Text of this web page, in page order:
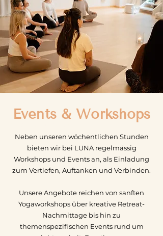
Events & Workshops
Neben unseren wöchentlichen Stunden
bieten wir bei LUNA regelmässig
Workshops und Events an, als Einladung
zum Vertiefen, Auftanken und Verbinden.
Unsere Angebote reichen von sanften
Yogaworkshops über kreative Retreat-
Nachmittage bis hin zu
themenspezifischen Events rund um